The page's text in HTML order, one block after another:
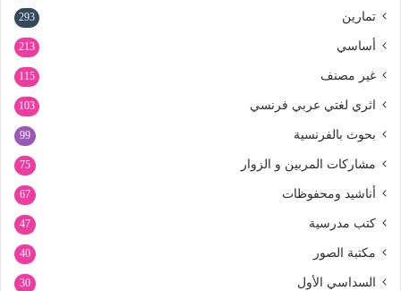
تمارين 293
أساسي 213
غير مصنف 115
اثري لغتي عربي فرنسي 103
بحوث بالفرنسية 99
مشاركات المربين و الزوار 75
أناشيد ومحفوظات 67
كتب مدرسية 47
مكتبة الصور 40
السداسي الأول 30